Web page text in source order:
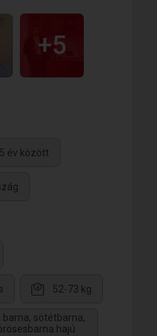
+5
év között
52-73 kg
barna, sötétbarna,
hajú